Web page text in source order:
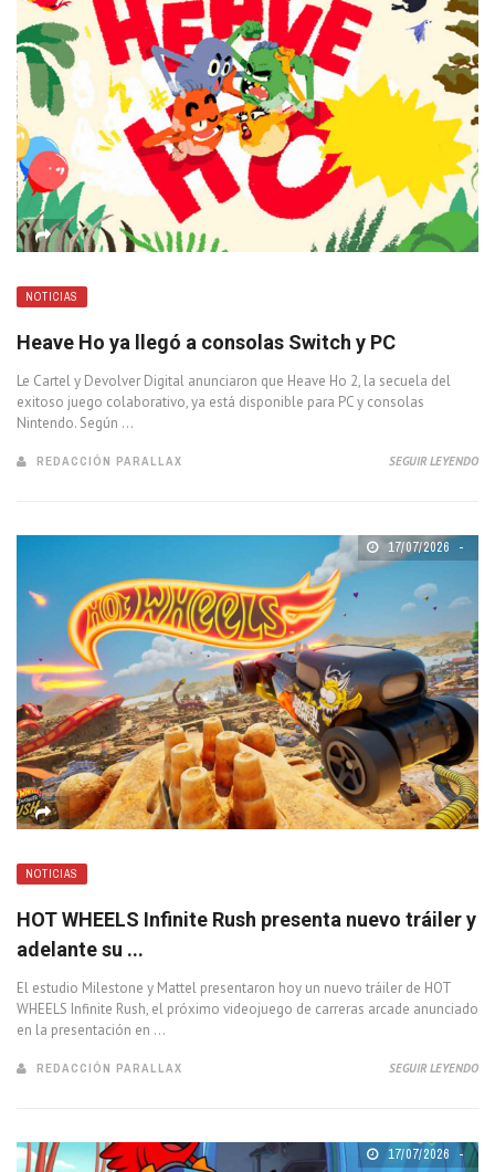
NOTICIAS
Heave Ho ya llegó a consolas Switch y PC
Le Cartel y Devolver Digital anunciaron que Heave Ho 2, la secuela del
exitoso juego colaborativo, ya está disponible para PC y consolas
Nintendo. Según ...
REDACCIÓN PARALLAX SEGUIR LEYENDO
17/07/2026
NOTICIAS
HOT WHEELS Infinite Rush presenta nuevo tráiler y
adelante su ...
El estudio Milestone y Mattel presentaron hoy un nuevo tráiler de HOT
WHEELS Infinite Rush, el próximo videojuego de carreras arcade anunciado
en la presentación en ...
REDACCIÓN PARALLAX SEGUIR LEYENDO
17/07/2026